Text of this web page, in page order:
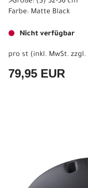
Farbe: Matte Black
Nicht verfügbar
pro st (inkl. MwSt. zzgl.
79,95 EUR